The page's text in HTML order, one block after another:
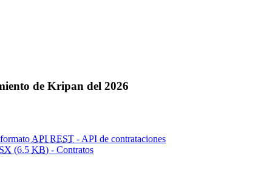
de Kripan del 2026
API REST - API de contrataciones
(6.5 KB) - Contratos